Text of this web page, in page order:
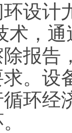
设计
术，
报告
。设
环经